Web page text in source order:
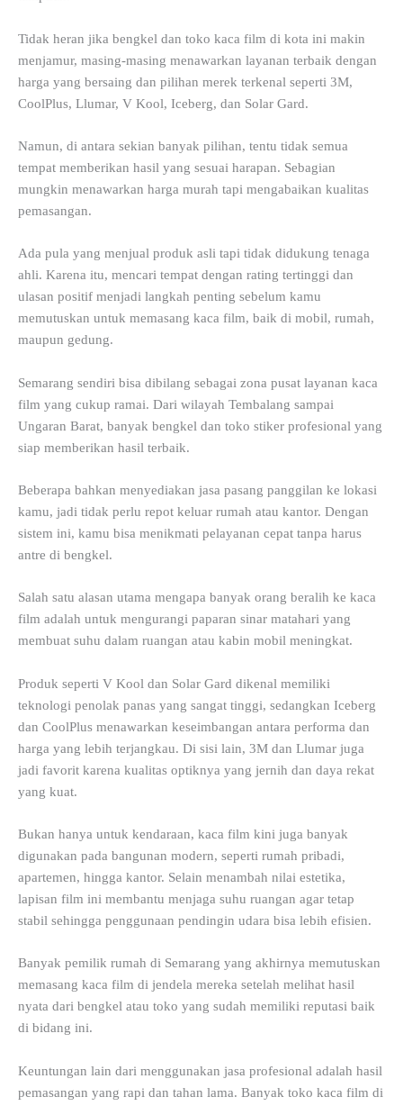
Tidak heran jika bengkel dan toko kaca film di kota ini makin
menjamur, masing-masing menawarkan layanan terbaik dengan
harga yang bersaing dan pilihan merek terkenal seperti 3M,
CoolPlus, Llumar, V Kool, Iceberg, dan Solar Gard.
Namun, di antara sekian banyak pilihan, tentu tidak semua
tempat memberikan hasil yang sesuai harapan. Sebagian
mungkin menawarkan harga murah tapi mengabaikan kualitas
pemasangan.
Ada pula yang menjual produk asli tapi tidak didukung tenaga
ahli. Karena itu, mencari tempat dengan rating tertinggi dan
ulasan positif menjadi langkah penting sebelum kamu
memutuskan untuk memasang kaca film, baik di mobil, rumah,
maupun gedung.
Semarang sendiri bisa dibilang sebagai zona pusat layanan kaca
film yang cukup ramai. Dari wilayah Tembalang sampai
Ungaran Barat, banyak bengkel dan toko stiker profesional yang
siap memberikan hasil terbaik.
Beberapa bahkan menyediakan jasa pasang panggilan ke lokasi
kamu, jadi tidak perlu repot keluar rumah atau kantor. Dengan
sistem ini, kamu bisa menikmati pelayanan cepat tanpa harus
antre di bengkel.
Salah satu alasan utama mengapa banyak orang beralih ke kaca
film adalah untuk mengurangi paparan sinar matahari yang
membuat suhu dalam ruangan atau kabin mobil meningkat.
Produk seperti V Kool dan Solar Gard dikenal memiliki
teknologi penolak panas yang sangat tinggi, sedangkan Iceberg
dan CoolPlus menawarkan keseimbangan antara performa dan
harga yang lebih terjangkau. Di sisi lain, 3M dan Llumar juga
jadi favorit karena kualitas optiknya yang jernih dan daya rekat
yang kuat.
Bukan hanya untuk kendaraan, kaca film kini juga banyak
digunakan pada bangunan modern, seperti rumah pribadi,
apartemen, hingga kantor. Selain menambah nilai estetika,
lapisan film ini membantu menjaga suhu ruangan agar tetap
stabil sehingga penggunaan pendingin udara bisa lebih efisien.
Banyak pemilik rumah di Semarang yang akhirnya memutuskan
memasang kaca film di jendela mereka setelah melihat hasil
nyata dari bengkel atau toko yang sudah memiliki reputasi baik
di bidang ini.
Keuntungan lain dari menggunakan jasa profesional adalah hasil
pemasangan yang rapi dan tahan lama. Banyak toko kaca film di